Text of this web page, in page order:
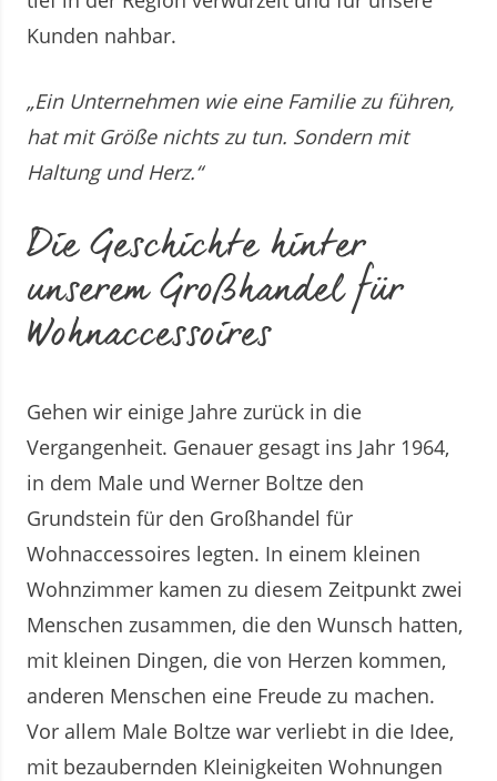
Kunden nahbar.
„Ein Unternehmen wie eine Familie zu führen,
hat mit Größe nichts zu tun. Sondern mit
Haltung und Herz.“
Die Geschichte hinter
unserem Großhandel für
Wohnaccessoires
Gehen wir einige Jahre zurück in die
Vergangenheit. Genauer gesagt ins Jahr 1964,
in dem Male und Werner Boltze den
Grundstein für den Großhandel für
Wohnaccessoires legten. In einem kleinen
Wohnzimmer kamen zu diesem Zeitpunkt zwei
Menschen zusammen, die den Wunsch hatten,
mit kleinen Dingen, die von Herzen kommen,
anderen Menschen eine Freude zu machen.
Vor allem Male Boltze war verliebt in die Idee,
mit bezaubernden Kleinigkeiten Wohnungen